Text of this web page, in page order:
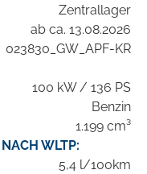
Zentrallager
ab ca. 13.08.2026
023830_GW_APF-KR
100 kW / 136 PS
Benzin
1.199 cm³
WLTP:
5,4 l/100km